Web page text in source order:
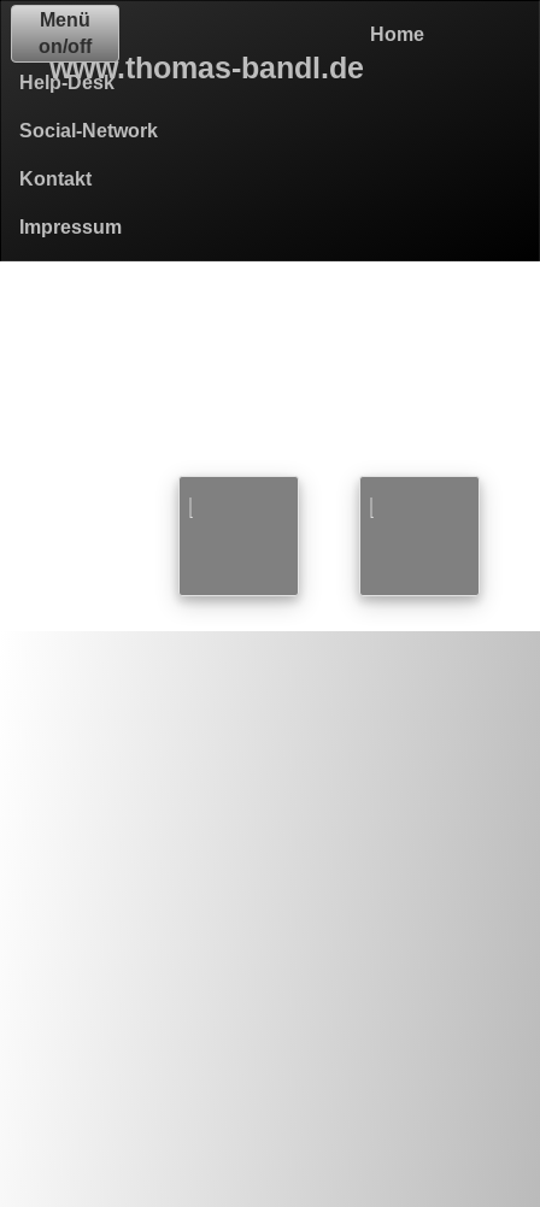
www.thomas-bandl.de
Home
Help-Desk
Social-Network
Kontakt
Impressum
Menü
on/off